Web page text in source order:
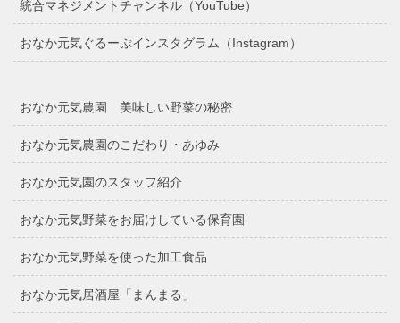
統合マネジメントチャンネル（YouTube）
おなか元気ぐるーぷインスタグラム（Instagram）
おなか元気農園 美味しい野菜の秘密
おなか元気農園のこだわり・あゆみ
おなか元気園のスタッフ紹介
おなか元気野菜をお届けしている保育園
おなか元気野菜を使った加工食品
おなか元気居酒屋「まんまる」